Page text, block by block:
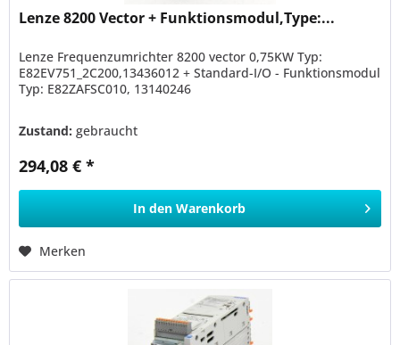
Lenze 8200 Vector + Funktionsmodul,Type:...
Lenze Frequenzumrichter 8200 vector 0,75KW Typ:
E82EV751_2C200,13436012 + Standard-I/O - Funktionsmodul
Typ: E82ZAFSC010, 13140246
Zustand:gebraucht
294,08 € *
In den Warenkorb
Merken